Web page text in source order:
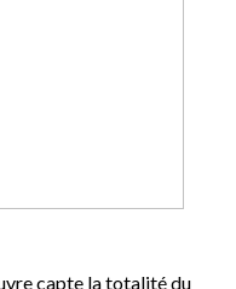
capte la totalité du